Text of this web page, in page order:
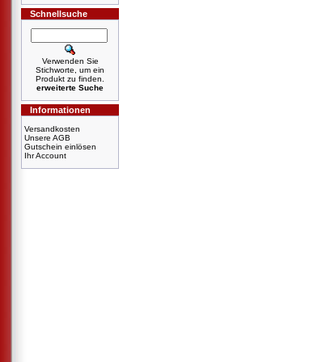
Schnellsuche
Verwenden Sie
Stichworte, um ein
Produkt zu finden.
erweiterte Suche
Informationen
Versandkosten
Unsere AGB
Gutschein einlösen
Ihr Account